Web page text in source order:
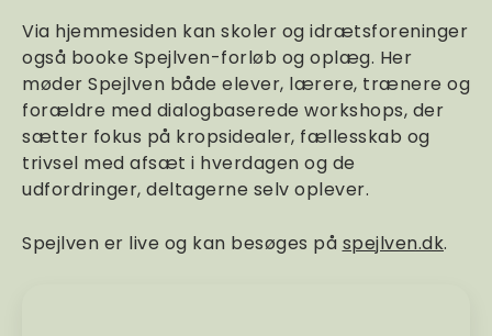
Via hjemmesiden kan skoler og idrætsforeninger
også booke Spejlven-forløb og oplæg. Her
møder Spejlven både elever, lærere, trænere og
forældre med dialogbaserede workshops, der
sætter fokus på kropsidealer, fællesskab og
trivsel med afsæt i hverdagen og de
udfordringer, deltagerne selv oplever.
Spejlven er live og kan besøges på spejlven.dk.